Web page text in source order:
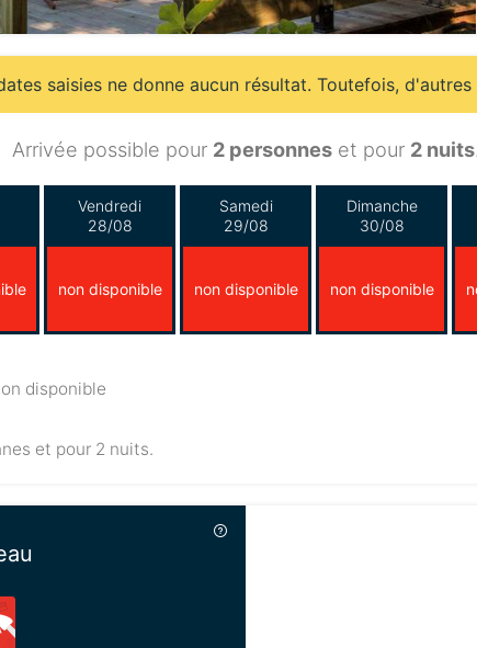
saisies ne donne aucun résultat. Toutefois,
Arrivée possible pour 2 personneset pour 2 nuits.
Vendredi
28/08
non disponible
Samedi
29/08
non disponible
Dimanche
30/08
non disponible
disponible
et pour 2 nuits.